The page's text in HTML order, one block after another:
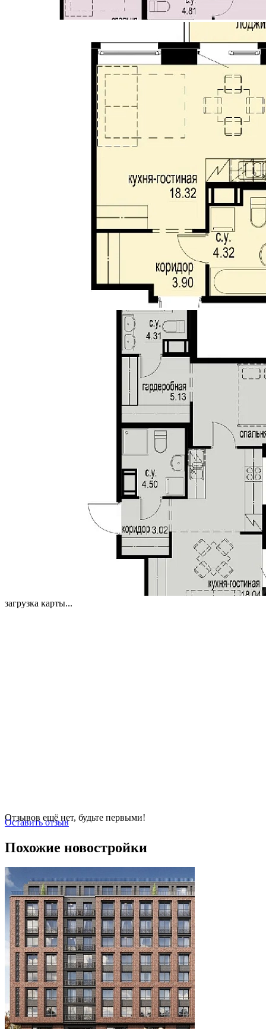
загрузка карты...
Отзывов ещё нет, будьте первыми!
Оставить отзыв
Похожие новостройки